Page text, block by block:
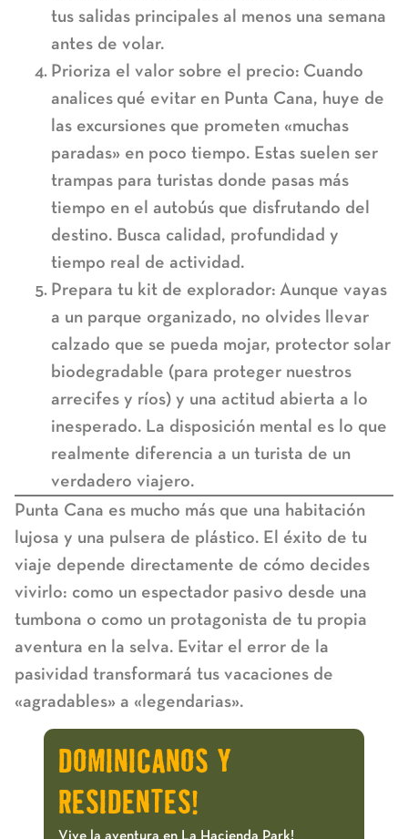
tus salidas principales al menos una semana
antes de volar.
Prioriza el valor sobre el precio: Cuando
analices qué evitar en Punta Cana, huye de
las excursiones que prometen «muchas
paradas» en poco tiempo. Estas suelen ser
trampas para turistas donde pasas más
tiempo en el autobús que disfrutando del
destino. Busca calidad, profundidad y
tiempo real de actividad.
Prepara tu kit de explorador: Aunque vayas
a un parque organizado, no olvides llevar
calzado que se pueda mojar, protector solar
biodegradable (para proteger nuestros
arrecifes y ríos) y una actitud abierta a lo
inesperado. La disposición mental es lo que
realmente diferencia a un turista de un
verdadero viajero.
Punta Cana es mucho más que una habitación
lujosa y una pulsera de plástico. El éxito de tu
viaje depende directamente de cómo decides
vivirlo: como un espectador pasivo desde una
tumbona o como un protagonista de tu propia
aventura en la selva. Evitar el error de la
pasividad transformará tus vacaciones de
«agradables» a «legendarias».
DOMINICANOS Y
RESIDENTES!
Vive la aventura en La Hacienda Park!